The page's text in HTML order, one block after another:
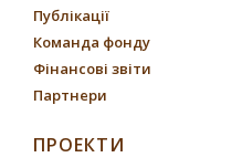
Публікації
Команда фонду
Фінансові звіти
Партнери
ПРОЕКТИ